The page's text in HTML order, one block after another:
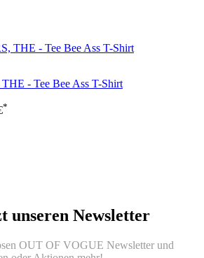
- Tee Bee Ass T-Shirt
*
unseren Newsletter
OUT OF VOGUE Newsletter und